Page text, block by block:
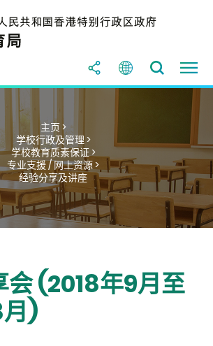
主页 >
学校行政及管理 >
学校教育质素保证 >
专业支援 / 网上资源 >
经验分享及讲座
会 (2018年9月至
)